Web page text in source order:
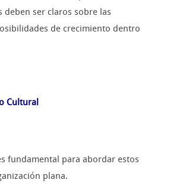
deben ser claros sobre las
de crecimiento dentro
Cultural
fundamental para abordar estos
plana.